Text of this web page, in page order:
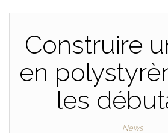
Construire
en
les
News